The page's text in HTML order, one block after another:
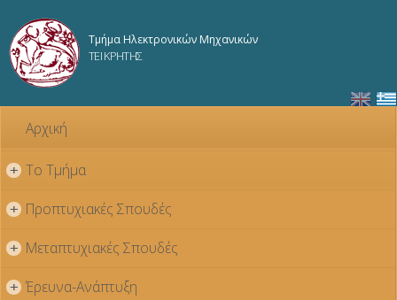
κυρίως
Τμήμα Ηλεκτρονικών Μηχανικών
ΤΕΙ ΚΡΗΤΗΣ
Αρχική
+ Το Τμήμα
+ Προπτυχιακές Σπουδές
+ Μεταπτυχιακές Σπουδές
+ Έρευνα-Ανάπτυξη